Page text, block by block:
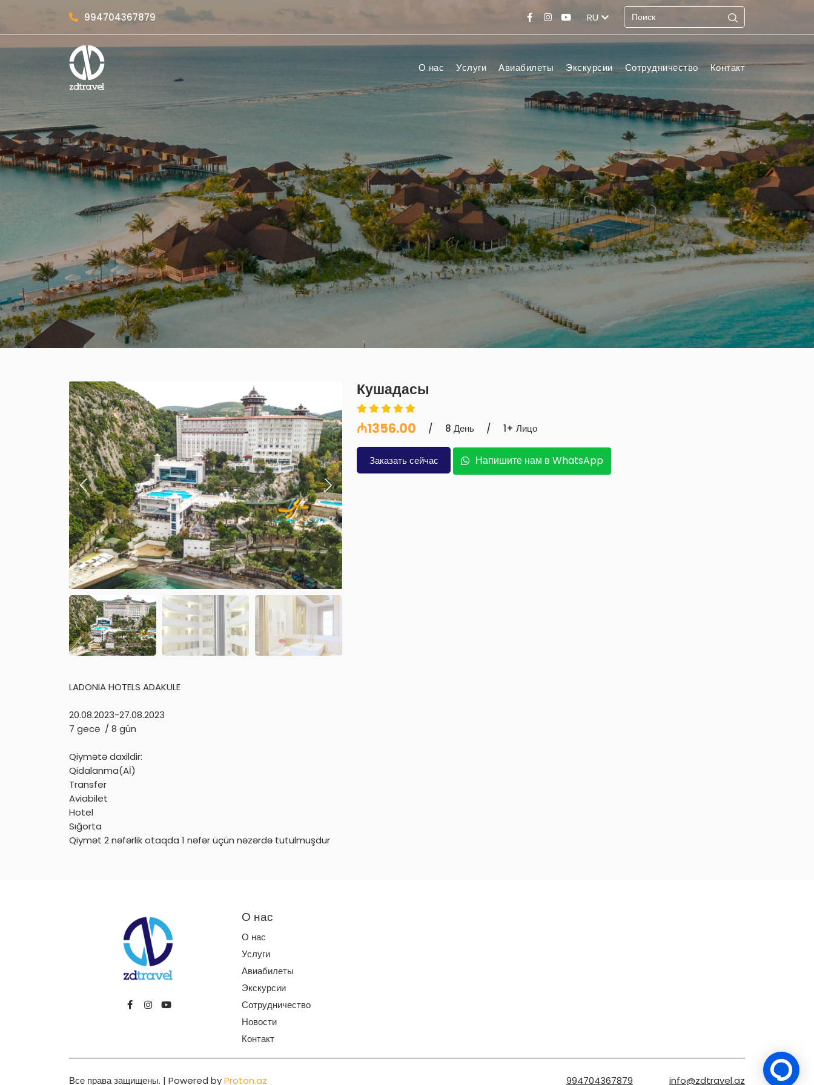
994704367879 RU
О нас Услуги Авиабилеты Экскурсии Сотрудничество Контакт
Кушадасы
₼1356.00 / 8 День / 1+ Лицо
Заказать сейчас Напишите нам в WhatsApp
LADONIA HOTELS ADAKULE
20.08.2023-27.08.2023
7 gecə / 8 gün
Qiymətə daxildir:
Qidalanma(Aİ)
Transfer
Aviabilet
Hotel
Sığorta
Qiymət 2 nəfərlik otaqda 1 nəfər üçün nəzərdə tutulmuşdur
О нас
О нас
Услуги
Авиабилеты
Экскурсии
Сотрудничество
Новости
Контакт
Все права защищены. | Powered byProton.az 994704367879 info@zdtravel.az